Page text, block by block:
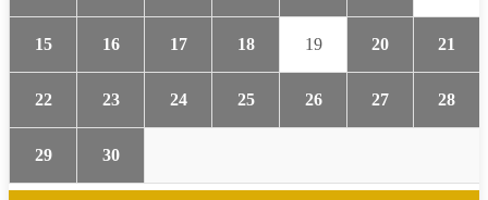
15 16 17 18 19 20 21
22 23 24 25 26 27 28
29 30